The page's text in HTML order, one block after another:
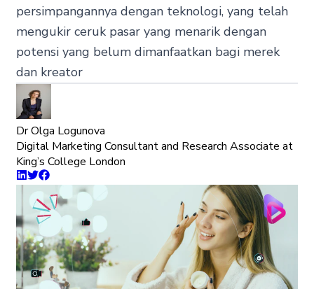
persimpangannya dengan teknologi, yang telah
mengukir ceruk pasar yang menarik dengan
potensi yang belum dimanfaatkan bagi merek
dan kreator
Dr Olga Logunova
Digital Marketing Consultant and Research Associate at
King’s College London